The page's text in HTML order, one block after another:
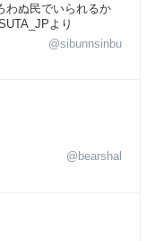
わぬ民でいられるか
より
@sibunnsinbu
@bearshal